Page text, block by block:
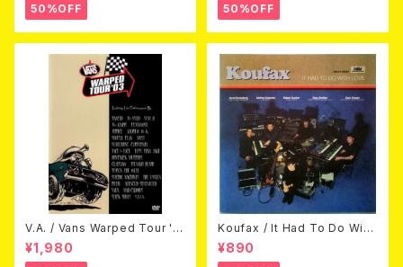
50%OFF 50%OFF
V.A. / Vans Warped Tour '0
3 (DVD)
¥1,980
Koufax / It Had To Do With
Love (CD)
¥890